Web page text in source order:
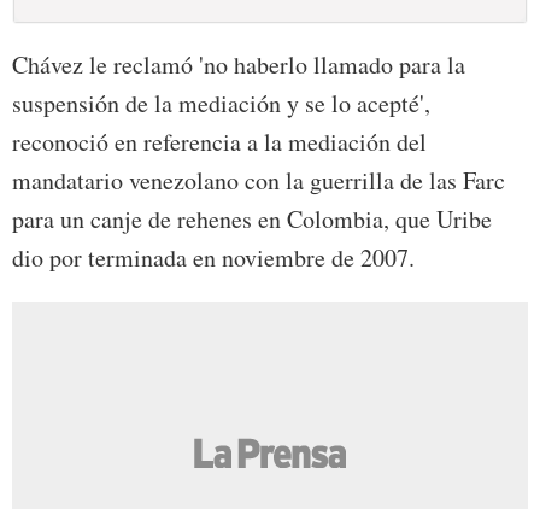
Chávez le reclamó 'no haberlo llamado para la
suspensión de la mediación y se lo acepté',
reconoció en referencia a la mediación del
mandatario venezolano con la guerrilla de las Farc
para un canje de rehenes en Colombia, que Uribe
dio por terminada en noviembre de 2007.